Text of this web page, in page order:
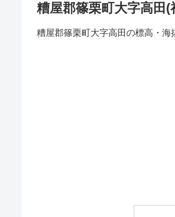
糟屋郡篠栗町大字高田
糟屋郡篠栗町大字高田の標高・海